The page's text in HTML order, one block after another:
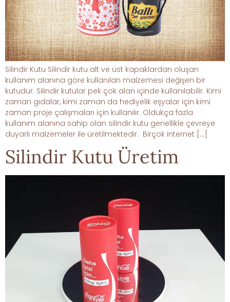
Silindir Kutu Silindir kutu alt ve üst kapaklardan oluşan
kullanım alanına göre kullanılan malzemesi değişen bir
kutudur. Silindir kutular pek çok alan içinde kullanılabilir. Kimi
zaman gıdalar, kimi zaman da hediyelik eşyalar için kimi
zaman proje çalışmaları için kullanılır. Oldukça fazla
kullanım alanına sahip olan silindir kutu genellikle çevreye
duyarlı malzemeler ile üretilmektedir. Birçok internet […]
Silindir Kutu Üretim